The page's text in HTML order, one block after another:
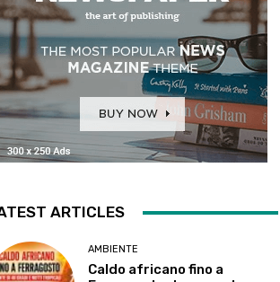
ARTICLES
AMBIENTE
Caldo africano fino a